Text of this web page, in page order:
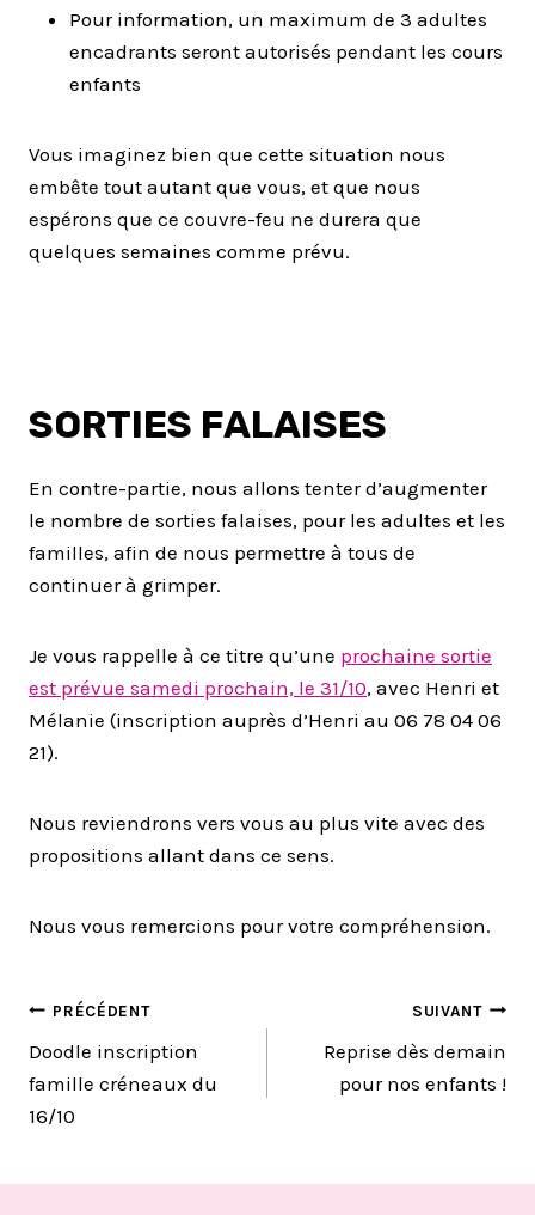
Pour information, un maximum de 3 adultes
encadrants seront autorisés pendant les cours
enfants
Vous imaginez bien que cette situation nous
embête tout autant que vous, et que nous
espérons que ce couvre-feu ne durera que
quelques semaines comme prévu.
SORTIES FALAISES
En contre-partie, nous allons tenter d’augmenter
le nombre de sorties falaises, pour les adultes et les
familles, afin de nous permettre à tous de
continuer à grimper.
Je vous rappelle à ce titre qu’une prochaine sortie
est prévue samedi prochain, le 31/10, avec Henri et
Mélanie (inscription auprès d’Henri au 06 78 04 06
21).
Nous reviendrons vers vous au plus vite avec des
propositions allant dans ce sens.
Nous vous remercions pour votre compréhension.
NAVIGATION
DE
L’ARTICLE
PRÉCÉDENT
Doodle inscription
famille créneaux du
16/10
SUIVANT
Reprise dès demain
pour nos enfants !